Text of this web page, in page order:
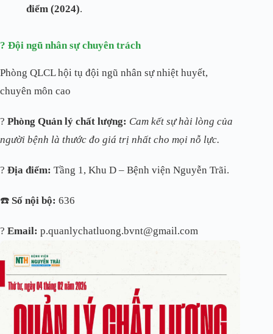
điểm (2024).
? Đội ngũ nhân sự chuyên trách
Phòng QLCL hội tụ đội ngũ nhân sự nhiệt huyết,
chuyên môn cao
? Phòng Quản lý chất lượng: Cam kết sự hài lòng của
người bệnh là thước đo giá trị nhất cho mọi nỗ lực.
? Địa điểm: Tầng 1, Khu D – Bệnh viện Nguyễn Trãi.
☎️ Số nội bộ: 636
? Email: p.quanlychatluong.bvnt@gmail.com